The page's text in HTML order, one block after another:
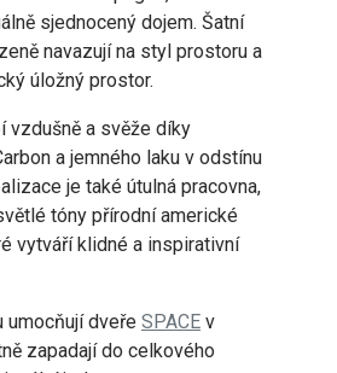
sjednocený dojem. Šatní
navazují na styl prostoru a
úložný prostor.
vzdušně a svěže díky
a jemného laku v odstínu
je také útulná pracovna,
tóny přírodní americké
vytváří klidné a inspirativní
umocňují dveře SPACE v
zapadají do celkového